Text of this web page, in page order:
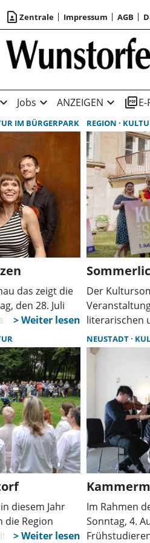
contact_page Zentrale Impressum AGB
expand_more Jobs expand_more ANZEIGEN expand_more picture_as_pdfE-
IM BÜRGERPARK
das zeigt die
den 28. Juli
des
die deutsch-
ihre ganz
und
REGION
Der
literarischen
Konzerten
Freibad
alle
diesem Jahr
die Region
Mit
NEUSTADT
Im Rahmen
Sonntag, 4.